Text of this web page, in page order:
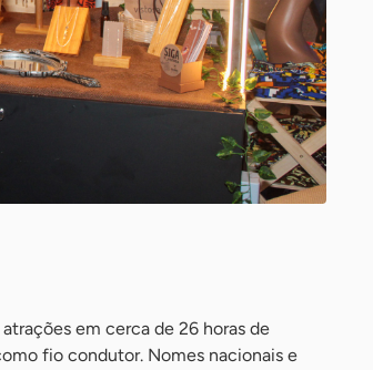
em cerca de 26 horas de
fio condutor. Nomes nacionais e